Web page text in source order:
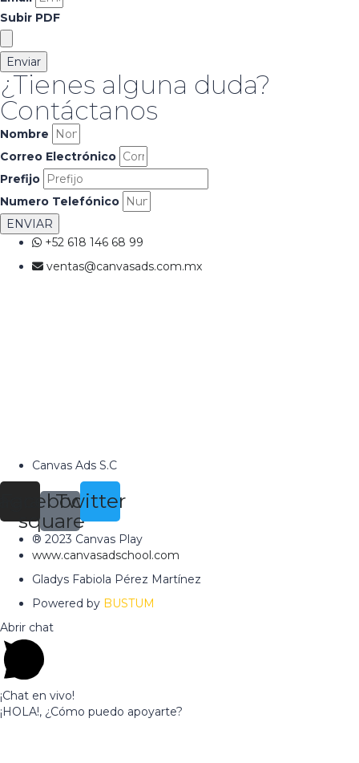
Subir PDF
Enviar
¿Tienes alguna duda?
Contáctanos
Nombre
Correo Electrónico
Prefijo
Numero Telefónico
ENVIAR
+52 618 146 68 99
ventas@canvasads.com.mx
Canvas Ads S.C
Facebook-
square
Twitter
® 2023 Canvas Play
www.canvasadschool.com
Gladys Fabiola Pérez Martínez
Powered by BUSTUM
Abrir chat
¡Chat en vivo!
¡HOLA!, ¿Cómo puedo apoyarte?